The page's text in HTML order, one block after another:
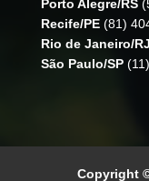
Porto Alegre/RS
Recife/PE (81)
Rio de Janeiro/RJ
São Paulo/SP
Copyright